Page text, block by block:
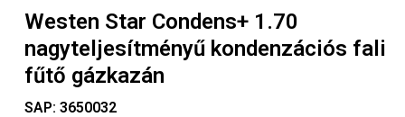
Westen Star Condens+ 1.70
nagyteljesítményű kondenzációs fali
fűtő gázkazán
SAP: 3650032